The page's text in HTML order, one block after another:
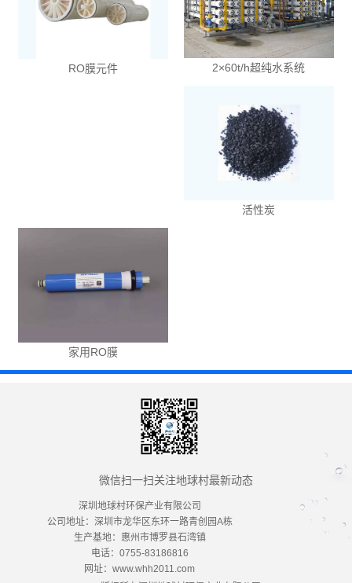
RO膜元件 2×60t/h超纯水系统
活性炭
家用RO膜
微信扫一扫关注地球村最新动态
深圳地球村环保产业有限公司
公司地址：深圳市龙华区东环一路青创园A栋
生产基地：惠州市博罗县石湾镇
电话：0755-83186816
网址：www.whh2011.com